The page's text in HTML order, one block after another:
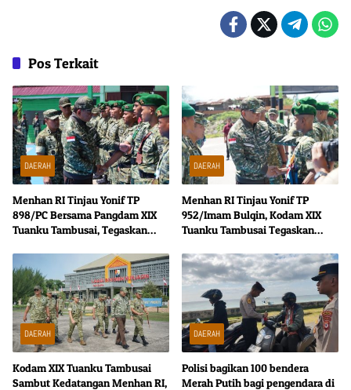
Pos Terkait
DAERAH
Menhan RI Tinjau Yonif TP
898/PC Bersama Pangdam XIX
Tuanku Tambusai, Tegaskan
DAERAH
Menhan RI Tinjau Yonif TP
952/Imam Bulqin, Kodam XIX
Tuanku Tambusai Tegaskan
DAERAH
Kodam XIX Tuanku Tambusai
Sambut Kedatangan Menhan RI,
DAERAH
Polisi bagikan 100 bendera
Merah Putih bagi pengendara di